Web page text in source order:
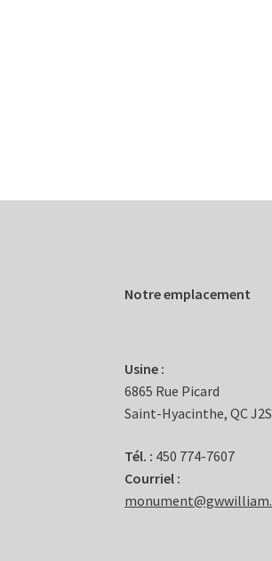
Notre emplacement
Usine :
6865 Rue Picard
Saint-Hyacinthe, QC
Tél. : 450 774-7607
Courriel :